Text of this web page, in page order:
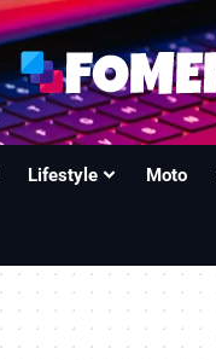
Lifestyle Moto